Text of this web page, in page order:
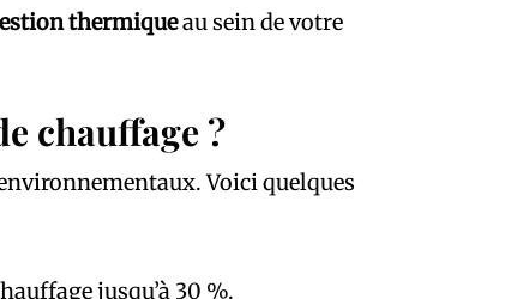
thermiqueau sein de votre
chauffage ?
Voici quelques
jusqu’à 30 %.